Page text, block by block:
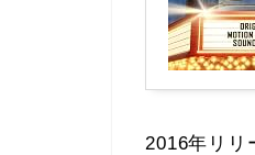
2016年リリ